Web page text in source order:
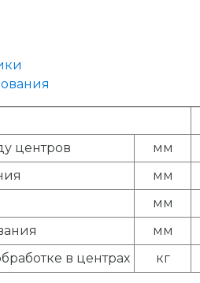
центров
мм
мм
мм
мм
в центрах
кг